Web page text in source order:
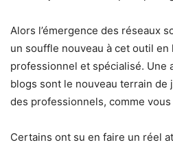
Alors l’émergence des réseaux
un souffle nouveau à cet outil en
professionnel et spécialisé. Une
blogs sont le nouveau terrain
des professionnels, comme vous
Certains ont su en faire un réel